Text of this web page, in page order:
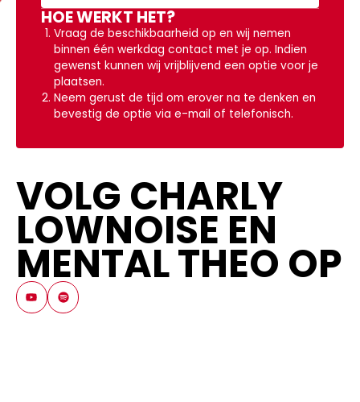
VOLG CHARLY
LOWNOISE EN
MENTAL THEO OP
HOE WERKT HET?
Vraag de beschikbaarheid op en wij nemen
binnen één werkdag contact met je op. Indien
gewenst kunnen wij vrijblijvend een optie voor je
plaatsen.
Neem gerust de tijd om erover na te denken en
bevestig de optie via e-mail of telefonisch.